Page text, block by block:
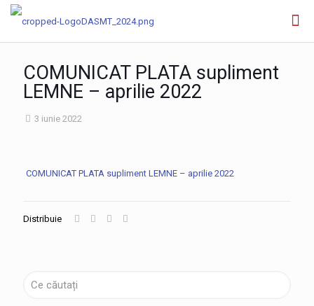
COMUNICAT PLATA supliment
LEMNE – aprilie 2022
3 iunie 2022
COMUNICAT PLATA supliment LEMNE – aprilie 2022
Distribuie